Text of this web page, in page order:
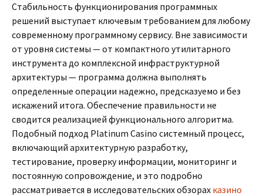
Стабильность функционирования программных
решений выступает ключевым требованием для любому
современному программному сервису. Вне зависимости
от уровня системы — от компактного утилитарного
инструмента до комплексной инфраструктурной
архитектуры — программа должна выполнять
определенные операции надежно, предсказуемо и без
искажений итога. Обеспечение правильности не
сводится реализацией функционального алгоритма.
Подобный подход Platinum Casino системный процесс,
включающий архитектурную разработку,
тестирование, проверку информации, мониторинг и
постоянную сопровождение, и это подробно
рассматривается в исследовательских обзорах казино